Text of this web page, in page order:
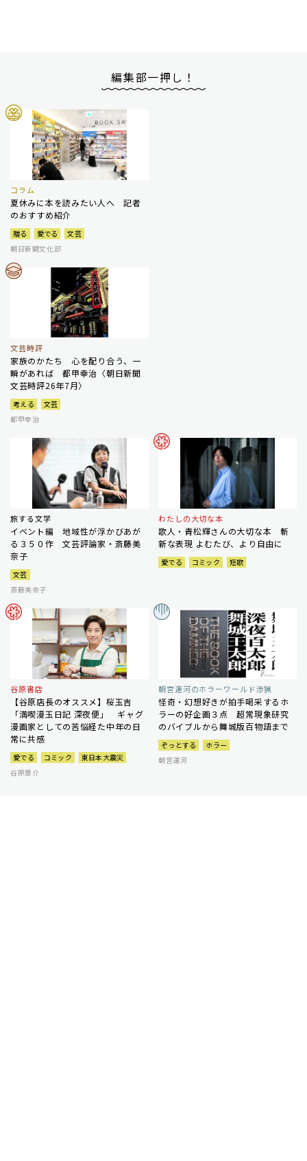
編集部一押し！
コラム
夏休みに本を読みたい人へ 記者
のおすすめ紹介
贈る 愛でる
文芸
朝日新聞文化部
文芸時評
家族のかたち 心を配り合う、一
瞬があれば 都甲幸治〈朝日新聞
文芸時評26年7月〉
考える
文芸
都甲幸治
旅する文学
イベント編 地域性が浮かびあが
る３５０作 文芸評論家・斎藤美
奈子
文芸
斎藤美奈子
わたしの大切な本
歌人・青松輝さんの大切な本 斬
新な表現 よむたび、より自由に
愛でる コミック 短歌
谷原書店
【谷原店長のオススメ】桜玉吉
「満喫漫玉日記 深夜便」 ギャグ
漫画家としての苦悩経た中年の日
常に共感
愛でる コミック
東日本大震災
谷原章介
朝宮運河のホラーワールド渉猟
怪奇・幻想好きが拍手喝采するホ
ラーの好企画３点 超常現象研究
のバイブルから舞城版百物語まで
ぞっとする
ホラー
朝宮運河